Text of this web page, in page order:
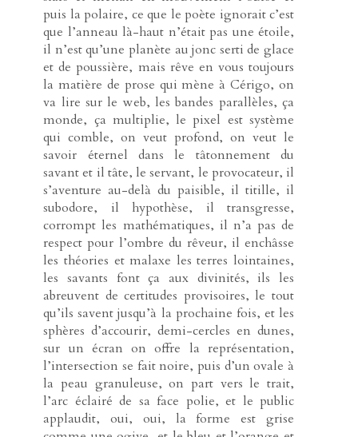
puis la polaire, ce que le poète ignorait c’est
que l’anneau là-haut n’était pas une étoile,
il n’est qu’une planète au jonc serti de glace
et de poussière, mais rêve en vous toujours
la matière de prose qui mène à Cérigo, on
va lire sur le web, les bandes parallèles, ça
monde, ça multiplie, le pixel est système
qui comble, on veut profond, on veut le
savoir éternel dans le tâtonnement du
savant et il tâte, le servant, le provocateur, il
s’aventure au-delà du paisible, il titille, il
subodore, il hypothèse, il transgresse,
corrompt les mathématiques, il n’a pas de
respect pour l’ombre du rêveur, il enchâsse
les théories et malaxe les terres lointaines,
les savants font ça aux divinités, ils les
abreuvent de certitudes provisoires, le tout
qu’ils savent jusqu’à la prochaine fois, et les
sphères d’accourir, demi-cercles en dunes,
sur un écran on offre la représentation,
l’intersection se fait noire, puis d’un ovale à
la peau granuleuse, on part vers le trait,
l’arc éclairé de sa face polie, et le public
applaudit, oui, oui, la forme est grise